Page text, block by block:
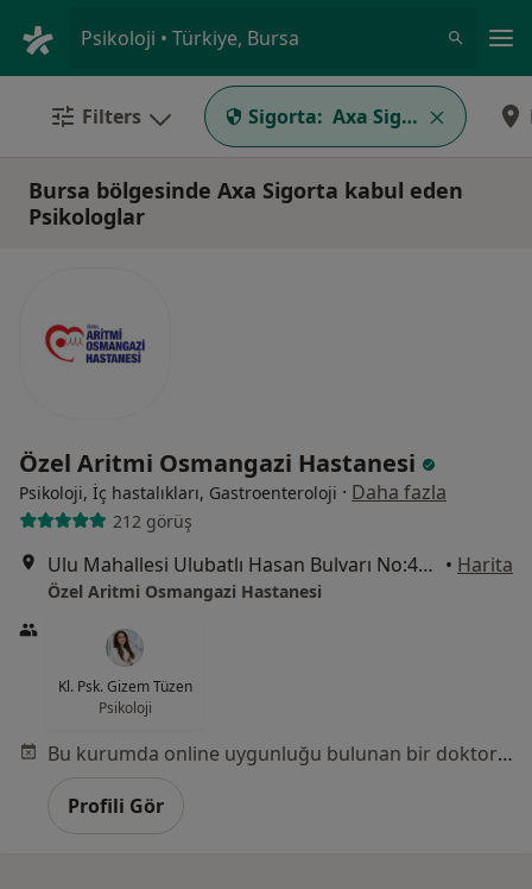
Psikoloji • Türkiye, Bursa
Filters Sigorta: Axa Sigorta
Bursa bölgesinde Axa Sigorta kabul eden
Psikologlar
Özel Aritmi Osmangazi Hastanesi
Psikoloji, İç hastalıkları, Gastroenteroloji · Daha fazla
212 görüş
Ulu Mahallesi Ulubatlı Hasan Bulvarı No:48-62, Osmangazi • Harita
Özel Aritmi Osmangazi Hastanesi
Kl. Psk. Gizem Tüzen
Psikoloji
Bu kurumda online uygunluğu bulunan bir doktor veya uzman bulunamadı
Profili Gör